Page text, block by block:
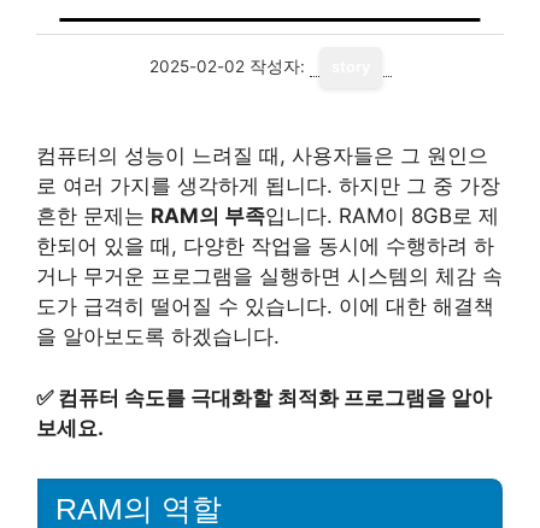
2025-02-02 작성자:
컴퓨터의 성능이 느려질 때, 사용자들은 그 원인으
로 여러 가지를 생각하게 됩니다. 하지만 그 중 가장
흔한 문제는 RAM의 부족입니다. RAM이 8GB로 제
한되어 있을 때, 다양한 작업을 동시에 수행하려 하
거나 무거운 프로그램을 실행하면 시스템의 체감 속
도가 급격히 떨어질 수 있습니다. 이에 대한 해결책
을 알아보도록 하겠습니다.
✅ 컴퓨터 속도를 극대화할 최적화 프로그램을 알아
보세요.
RAM의 역할